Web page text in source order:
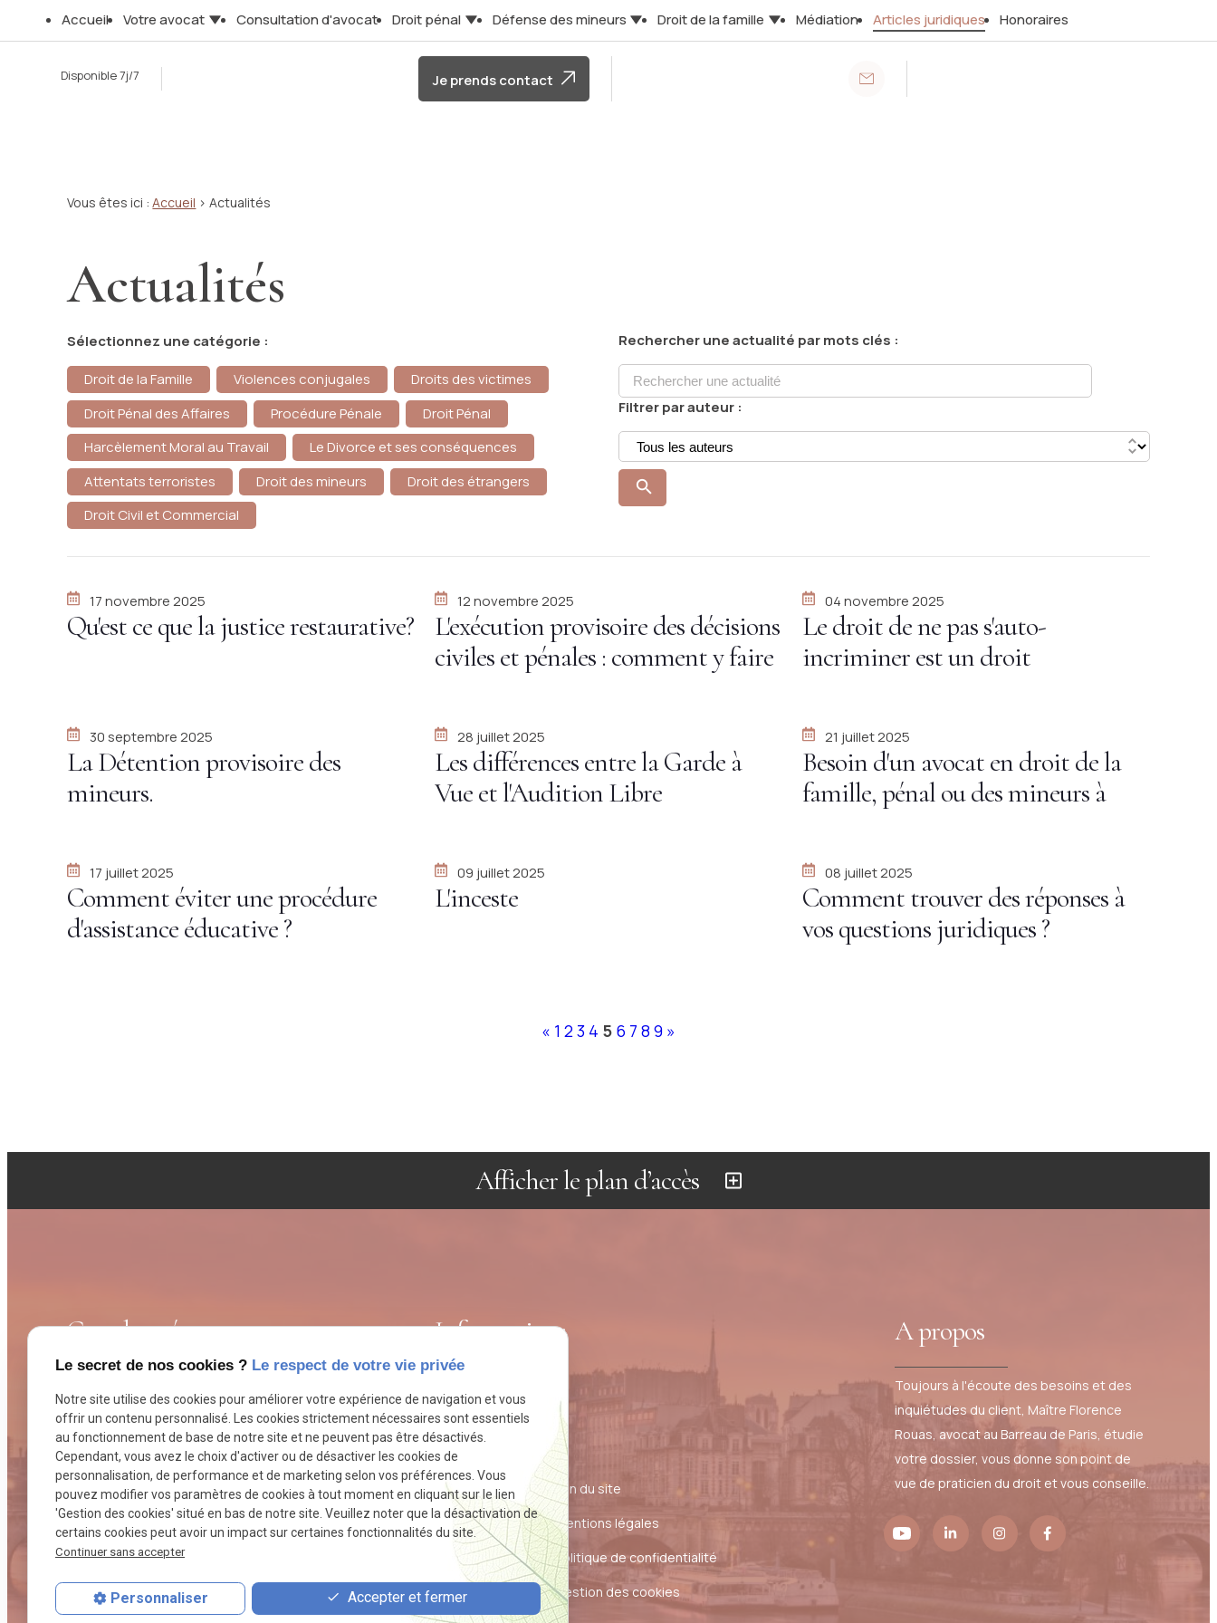
Accueil Votre avocat Consultation d'avocat Droit pénal Défense des mineurs Droit de la famille Médiation Articles juridiques Honoraires
Disponible 7j/7 Je prends contact
Vous êtes ici : Accueil > Actualités
Actualités
Sélectionnez une catégorie :
Droit de la Famille
Violences conjugales
Droits des victimes
Droit Pénal des Affaires
Procédure Pénale
Droit Pénal
Harcèlement Moral au Travail
Le Divorce et ses conséquences
Attentats terroristes
Droit des mineurs
Droit des étrangers
Droit Civil et Commercial
Rechercher une actualité par mots clés :
Filtrer par auteur :
17 novembre 2025
Qu'est ce que la justice restaurative?
12 novembre 2025
L'exécution provisoire des décisions
civiles et pénales : comment y faire
04 novembre 2025
Le droit de ne pas s'auto-
incriminer est un droit
de cassation et la Cour européenne
des droits de l'homme
30 septembre 2025
La Détention provisoire des
mineurs.
28 juillet 2025
Les différences entre la Garde à
Vue et l'Audition Libre
21 juillet 2025
Besoin d'un avocat en droit de la
famille, pénal ou des mineurs à
17 juillet 2025
Comment éviter une procédure
d'assistance éducative ?
09 juillet 2025
L'inceste
08 juillet 2025
Comment trouver des réponses à
vos questions juridiques ?
« 1 2 3 4 5 6 7 8 9 »
Afficher le plan d’accès
Coordonnées
contact@avocat-rouaselbazis.com
24, rue Octave-Feuillet
75116 PARIS
01 56 07 18 54
Informations
Actualités
Plan du site
Mentions légales
Politique de confidentialité
Gestion des cookies
A propos
Toujours à l'écoute des besoins et des
inquiétudes du client, Maître Florence
Rouas, avocat au Barreau de Paris, étudie
votre dossier, vous donne son point de
vue de praticien du droit et vous conseille.
Le secret de nos cookies ? Le respect de votre vie privée
Notre site utilise des cookies pour améliorer votre expérience de navigation et vous
offrir un contenu personnalisé. Les cookies strictement nécessaires sont essentiels
au fonctionnement de base de notre site et ne peuvent pas être désactivés.
Cependant, vous avez le choix d'activer ou de désactiver les cookies de
personnalisation, de performance et de marketing selon vos préférences. Vous
pouvez modifier vos paramètres de cookies à tout moment en cliquant sur le lien
'Gestion des cookies' situé en bas de notre site. Veuillez noter que la désactivation de
certains cookies peut avoir un impact sur certaines fonctionnalités du site.
Continuer sans accepter
Personnaliser Accepter et fermer